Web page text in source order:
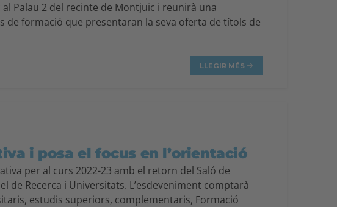
Palau 2 del recinte de Montjuic i reunirà una
de formació que presentaran la seva oferta de títols de
LLEGIR MÉS
i posa el focus en l’orientació
per al curs 2022-23 amb el retorn del Saló de
de Recerca i Universitats. L’esdeveniment comptarà
estudis superiors, complementaris, Formació